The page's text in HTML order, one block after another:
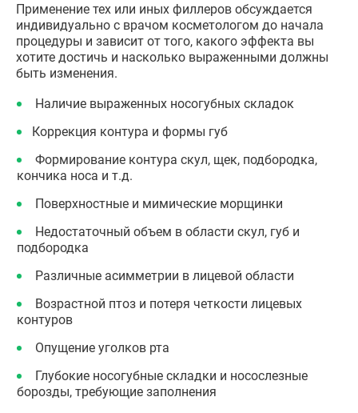
Применение тех или иных филлеров обсуждается
индивидуально с врачом косметологом до начала
процедуры и зависит от того, какого эффекта вы
хотите достичь и насколько выраженными должны
быть изменения.
Наличие выраженных носогубных складок
Коррекция контура и формы губ
Формирование контура скул, щек, подбородка,
кончика носа и т.д.
Поверхностные и мимические морщинки
Недостаточный объем в области скул, губ и
подбородка
Различные асимметрии в лицевой области
Возрастной птоз и потеря четкости лицевых
контуров
Опущение уголков рта
Глубокие носогубные складки и носослезные
борозды, требующие заполнения